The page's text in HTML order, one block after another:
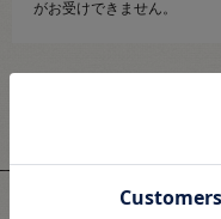
がお受けできません。
ユー